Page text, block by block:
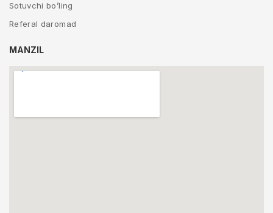
Sotuvchi bo’ling
Referal daromad
MANZIL